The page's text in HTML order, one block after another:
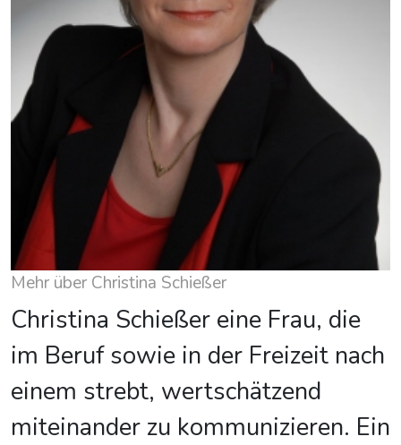
Mehr über Christina Schießer
Christina Schießer eine Frau, die
im Beruf sowie in der Freizeit nach
einem strebt, wertschätzend
miteinander zu kommunizieren. Ein